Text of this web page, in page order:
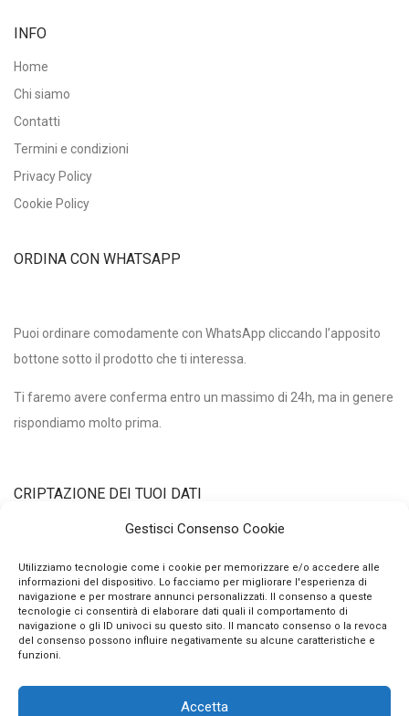
Gestisci Consenso Cookie
Utilizziamo tecnologie come i cookie per memorizzare e/o accedere alle
informazioni del dispositivo. Lo facciamo per migliorare l'esperienza di
navigazione e per mostrare annunci personalizzati. Il consenso a queste
tecnologie ci consentirà di elaborare dati quali il comportamento di
navigazione o gli ID univoci su questo sito. Il mancato consenso o la revoca
del consenso possono influire negativamente su alcune caratteristiche e
funzioni.
Accetta
INFO
Home
Chi siamo
Contatti
Termini e condizioni
Privacy Policy
Cookie Policy
ORDINA CON WHATSAPP
Puoi ordinare comodamente con WhatsApp cliccando l’apposito
bottone sotto il prodotto che ti interessa.
Ti faremo avere conferma entro un massimo di 24h, ma in genere
rispondiamo molto prima.
CRIPTAZIONE DEI TUOI DATI
chiave pubblica a 2048 bits e algoritmo di hashing sha256.
Questo vuol dire che nessuno può intercettare e decifrare i tuoi
dati qui, qualunque essi siano.